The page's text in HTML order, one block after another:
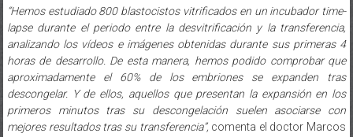
“Hemos estudiado 800 blastocistos vitrificados en un incubador time-
lapse durante el periodo entre la desvitrificación y la transferencia,
analizando los vídeos e imágenes obtenidas durante sus primeras 4
horas de desarrollo. De esta manera, hemos podido comprobar que
aproximadamente el 60% de los embriones se expanden tras
descongelar. Y de ellos, aquellos que presentan la expansión en los
primeros minutos tras su descongelación suelen asociarse con
mejores resultados tras su transferencia”, comenta el doctor Marcos